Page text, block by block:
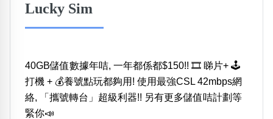
幸運號分類
基本分類
位置分類
包含數字
次數分類
五行
易經六四卦象
Lucky Sim
40GB儲值數據年咭, 一年都係都$150!! 🎞 睇片+ 🕹
打機 + 💰養號點玩都夠用! 使用最強CSL 42mbps網
絡, 「攜號轉台」超級利器!! 另有更多儲值咭計劃等
緊你📣